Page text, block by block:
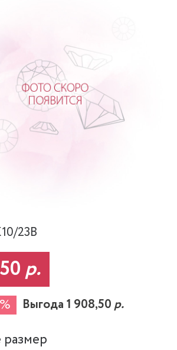
23B
р.
Выгода 1 908,50р.